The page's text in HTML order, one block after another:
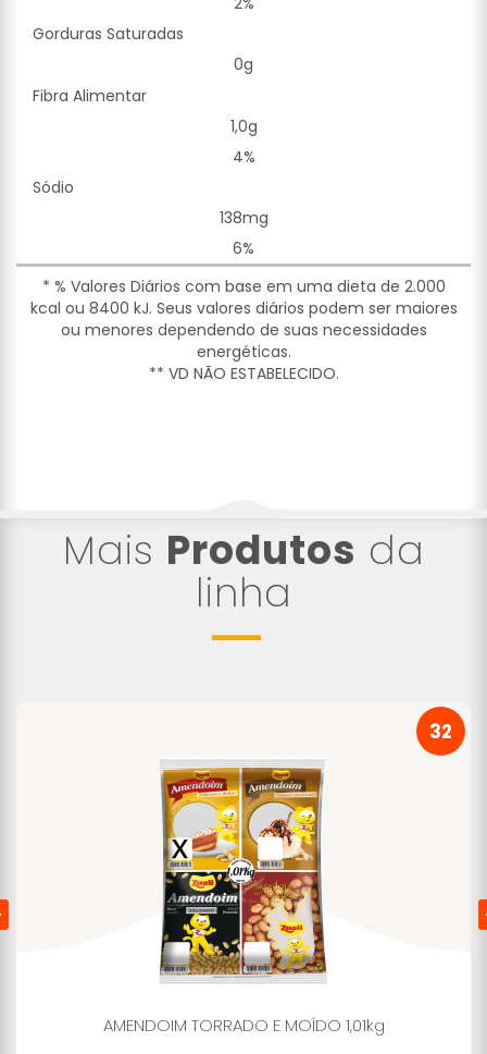
Gorduras Saturadas
0g
Fibra Alimentar
1,0g
4%
Sódio
138mg
6%
* % Valores Diários com base em uma dieta de 2.000
kcal ou 8400 kJ. Seus valores diários podem ser maiores
ou menores dependendo de suas necessidades
energéticas.
** VD NÃO ESTABELECIDO.
Mais Produtos da
linha
32
AMENDOIM TORRADO E MOÍDO 1,01kg